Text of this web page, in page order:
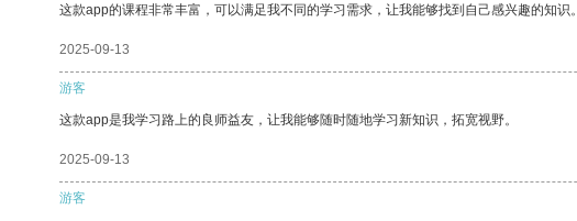
这款app的课程非常丰富，可以满足我不同的学习需求，让我能够找到自己感兴趣的知识。
2025-09-13
游客
这款app是我学习路上的良师益友，让我能够随时随地学习新知识，拓宽视野。
2025-09-13
游客